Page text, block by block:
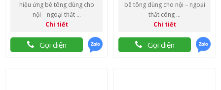
hiệu ứng bê tông dùng cho
nội – ngoại thất ...
Chi tiết
Gọi điện
bê tông dùng cho nội – ngoại
thất công ...
Chi tiết
Gọi điện